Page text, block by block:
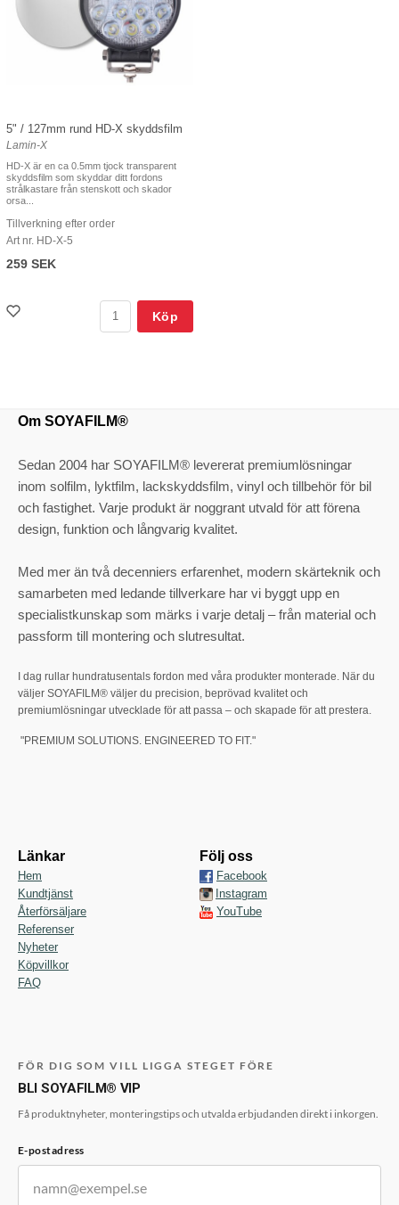
5" / 127mm rund HD-X skyddsfilm
Lamin-X
HD-X är en ca 0.5mm tjock transparent
skyddsfilm som skyddar ditt fordons
strålkastare från stenskott och skador
orsa...
Tillverkning efter order
Art nr. HD-X-5
259 SEK
Köp
Om SOYAFILM®
Sedan 2004 har SOYAFILM® levererat premiumlösningar
inom solfilm, lyktfilm, lackskyddsfilm, vinyl och tillbehör för bil
och fastighet. Varje produkt är noggrant utvald för att förena
design, funktion och långvarig kvalitet.
Med mer än två decenniers erfarenhet, modern skärteknik och
samarbeten med ledande tillverkare har vi byggt upp en
specialistkunskap som märks i varje detalj – från material och
passform till montering och slutresultat.
I dag rullar hundratusentals fordon med våra produkter monterade. När du
väljer SOYAFILM® väljer du precision, beprövad kvalitet och
premiumlösningar utvecklade för att passa – och skapade för att prestera.
"PREMIUM SOLUTIONS. ENGINEERED TO FIT."
Länkar
Hem
Kundtjänst
Återförsäljare
Referenser
Nyheter
Köpvillkor
FAQ
Följ oss
Facebook
Instagram
YouTube
FÖR DIG SOM VILL LIGGA STEGET FÖRE
BLI SOYAFILM® VIP
Få produktnyheter, monteringstips och utvalda erbjudanden direkt i inkorgen.
E-postadress